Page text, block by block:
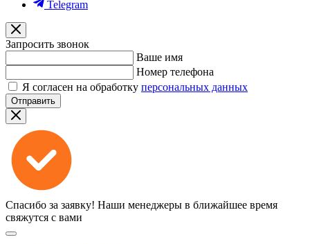
Telegram
Запросить звонок
Ваше имя
Номер телефона
Я согласен на обработку персональных данных
Отправить
Спасибо за заявку! Наши менеджеры в ближайшее время
свяжутся с вами